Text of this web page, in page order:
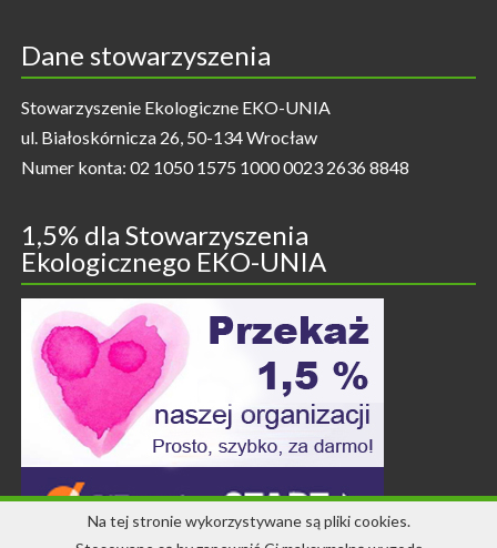
Dane stowarzyszenia
Stowarzyszenie Ekologiczne EKO-UNIA
ul. Białoskórnicza 26, 50-134 Wrocław
Numer konta: 02 1050 1575 1000 0023 2636 8848
1,5% dla Stowarzyszenia
Ekologicznego EKO-UNIA
Na tej stronie wykorzystywane są pliki cookies.